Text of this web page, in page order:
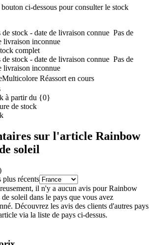
ci-dessous pour consulter le stock
de stock - date de livraison connue Pas de
livraison inconnue
complet
de stock - date de livraison connue Pas de
livraison inconnue
Multicolore Réassort en cours
à partir du {0}
de stock
sur l'article Rainbow
soleil
plus récents
il n'y a aucun avis pour Rainbow
de soleil dans le pays que vous avez
Découvrez les avis des clients d'autres pays
via la liste de pays ci-dessus.